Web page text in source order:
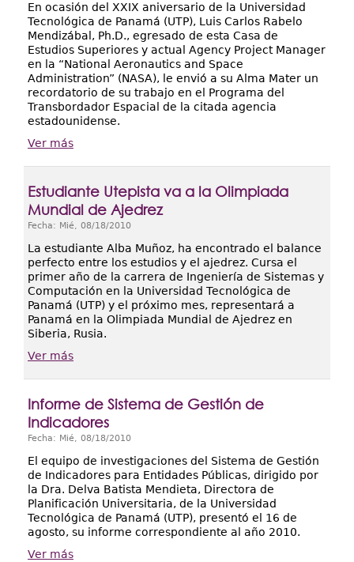
En ocasión del XXIX aniversario de la Universidad
Tecnológica de Panamá (UTP), Luis Carlos Rabelo
Mendizábal, Ph.D., egresado de esta Casa de
Estudios Superiores y actual Agency Project Manager
en la “National Aeronautics and Space
Administration” (NASA), le envió a su Alma Mater un
recordatorio de su trabajo en el Programa del
Transbordador Espacial de la citada agencia
estadounidense.
Ver más
Estudiante Utepista va a la Olimpiada
Mundial de Ajedrez
Fecha: Mié, 08/18/2010
La estudiante Alba Muñoz, ha encontrado el balance
perfecto entre los estudios y el ajedrez. Cursa el
primer año de la carrera de Ingeniería de Sistemas y
Computación en la Universidad Tecnológica de
Panamá (UTP) y el próximo mes, representará a
Panamá en la Olimpiada Mundial de Ajedrez en
Siberia, Rusia.
Ver más
Informe de Sistema de Gestión de
Indicadores
Fecha: Mié, 08/18/2010
El equipo de investigaciones del Sistema de Gestión
de Indicadores para Entidades Públicas, dirigido por
la Dra. Delva Batista Mendieta, Directora de
Planificación Universitaria, de la Universidad
Tecnológica de Panamá (UTP), presentó el 16 de
agosto, su informe correspondiente al año 2010.
Ver más